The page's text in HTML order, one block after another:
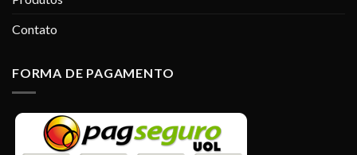
Contato
FORMA DE PAGAMENTO